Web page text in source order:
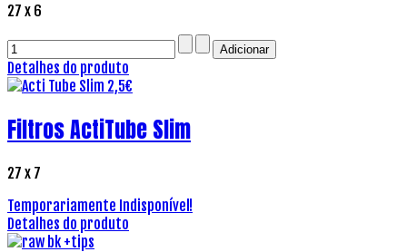
27 x 6
Detalhes do produto
Filtros ActiTube Slim
27 x 7
Temporariamente Indisponível!
Detalhes do produto